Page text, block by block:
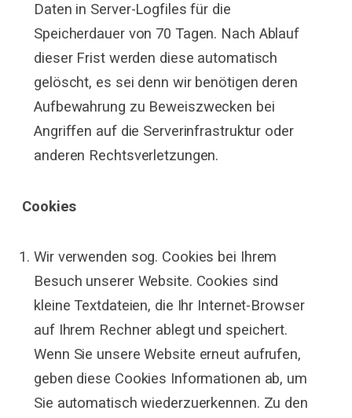
Daten in Server-Logfiles für die
Speicherdauer von 70 Tagen. Nach Ablauf
dieser Frist werden diese automatisch
gelöscht, es sei denn wir benötigen deren
Aufbewahrung zu Beweiszwecken bei
Angriffen auf die Serverinfrastruktur oder
anderen Rechtsverletzungen.
Cookies
Wir verwenden sog. Cookies bei Ihrem
Besuch unserer Website. Cookies sind
kleine Textdateien, die Ihr Internet-Browser
auf Ihrem Rechner ablegt und speichert.
Wenn Sie unsere Website erneut aufrufen,
geben diese Cookies Informationen ab, um
Sie automatisch wiederzuerkennen. Zu den